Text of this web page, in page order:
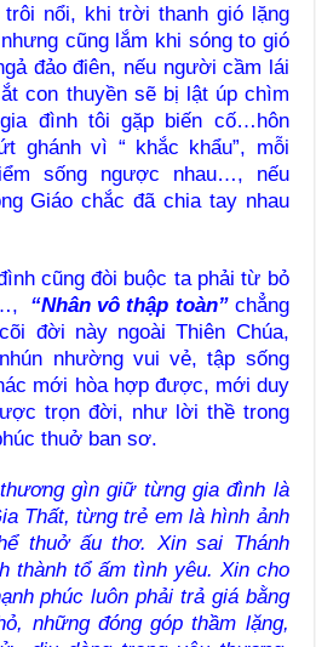
nổi, khi trời thanh gió lặng
cũng lắm khi sóng to gió
đảo điên, nếu người cầm lái
con thuyền sẽ bị lật úp chìm
đình tôi gặp biến cố…hôn
ghánh vì “ khắc khẩu”, mỗi
sống ngược nhau…, nếu
Giáo chắc đã chia tay nhau
cũng đòi buộc ta phải từ bỏ
“Nhân vô thập toàn”chẳng
đời này ngoài Thiên Chúa,
nhường vui vẻ, tập sống
mới hòa hợp được, mới duy
trọn đời, như lời thề trong
thuở ban sơ.
gìn giữ từng gia đình là
Thất, từng trẻ em là hình ảnh
thuở ấu thơ. Xin sai Thánh
thành tổ ấm tình yêu. Xin cho
phúc luôn phải trả giá bằng
những đóng góp thầm lặng,